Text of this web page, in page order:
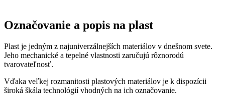
Označovanie a popis na plast
Plast je jedným z najuniverzálnejších materiálov v dnešnom svete.
Jeho mechanické a tepelné vlastnosti zaručujú rôznorodú
tvarovateľnosť.
Vďaka veľkej rozmanitosti plastových materiálov je k dispozícii
široká škála technológií vhodných na ich označovanie.